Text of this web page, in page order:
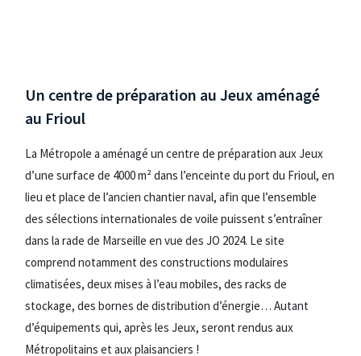
Un centre de préparation au Jeux aménagé
au Frioul
La Métropole a aménagé un centre de préparation aux Jeux
d’une surface de 4000 m² dans l’enceinte du port du Frioul, en
lieu et place de l’ancien chantier naval, afin que l’ensemble
des sélections internationales de voile puissent s’entraîner
dans la rade de Marseille en vue des JO 2024. Le site
comprend notamment des constructions modulaires
climatisées, deux mises à l’eau mobiles, des racks de
stockage, des bornes de distribution d’énergie… Autant
d’équipements qui, après les Jeux, seront rendus aux
Métropolitains et aux plaisanciers !